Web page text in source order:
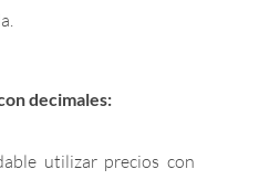
decimales:
utilizar precios con